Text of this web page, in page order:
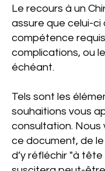
Le recours à un
assure que celui-
compétence
complications, ou
échéant.
Tels sont les
souhaitions vous
consultation. Nous
ce document, de
d’y réfléchir "à